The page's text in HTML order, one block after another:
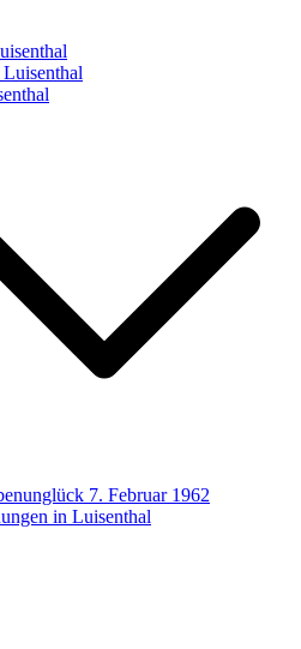
7. Februar 1962
in Luisenthal